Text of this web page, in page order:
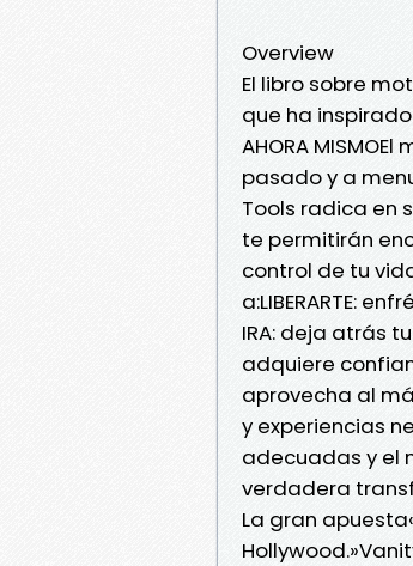
Overview
El libro sobre
que ha inspirado
AHORA
pasado y a
Tools radica en
te permitirán
control de tu
a:LIBERARTE:
IRA: deja atrás
adquiere
aprovecha al
y experiencias
adecuadas y el
verdadera
La gran